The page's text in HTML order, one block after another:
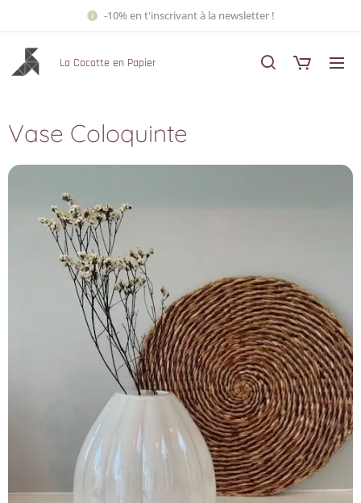
-10% en t'inscrivant à la newsletter !
La Cocotte en Papier
Vase Coloquinte